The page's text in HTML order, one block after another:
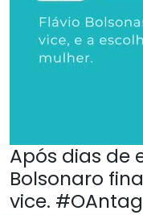
Após dias de
Bolsonaro
vice.